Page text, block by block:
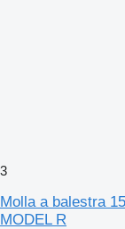
3
Molla a balestra
MODEL R